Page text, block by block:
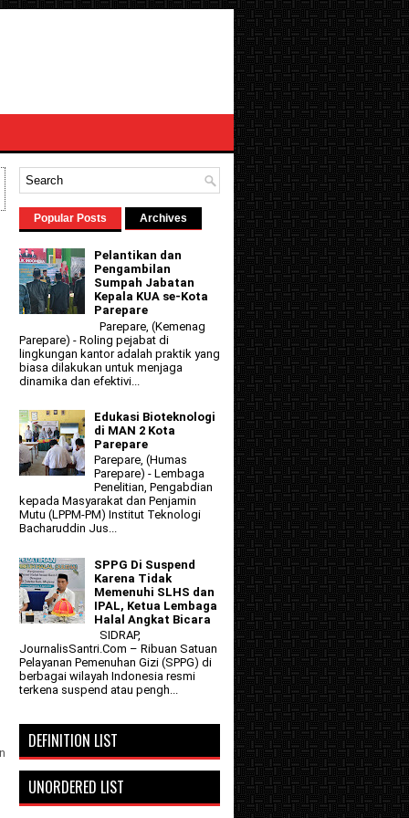
Popular Posts Archives
Pelantikan dan
Pengambilan
Sumpah Jabatan
Kepala KUA se-Kota
Parepare
Parepare, (Kemenag
Parepare) - Roling pejabat di
lingkungan kantor adalah praktik yang
biasa dilakukan untuk menjaga
dinamika dan efektivi...
Edukasi Bioteknologi
di MAN 2 Kota
Parepare
Parepare, (Humas
Parepare) - Lembaga
Penelitian, Pengabdian
kepada Masyarakat dan Penjamin
Mutu (LPPM-PM) Institut Teknologi
Bacharuddin Jus...
SPPG Di Suspend
Karena Tidak
Memenuhi SLHS dan
IPAL, Ketua Lembaga
Halal Angkat Bicara
SIDRAP,
JournalisSantri.Com – Ribuan Satuan
Pelayanan Pemenuhan Gizi (SPPG) di
berbagai wilayah Indonesia resmi
terkena suspend atau pengh...
DEFINITION LIST
UNORDERED LIST